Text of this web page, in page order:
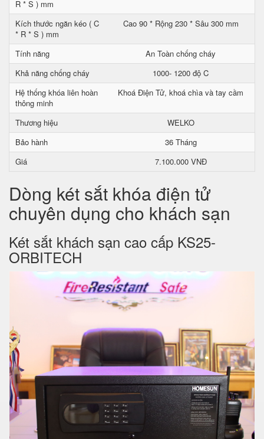
R * S ) mm
Kích thước ngăn kéo ( C
* R * S ) mm
Cao 90 * Rộng 230 * Sâu 300 mm
Tính năng
An Toàn chống cháy
Khả năng chống cháy
1000- 1200 độ C
Hệ thống khóa liên hoàn
thông minh
Khoá Điện Tử, khoá chìa và tay cầm
Thương hiệu
WELKO
Bảo hành
36 Tháng
Giá
7.100.000 VNĐ
Dòng két sắt khóa điện tử
chuyên dụng cho khách sạn
Két sắt khách sạn cao cấp KS25-
ORBITECH